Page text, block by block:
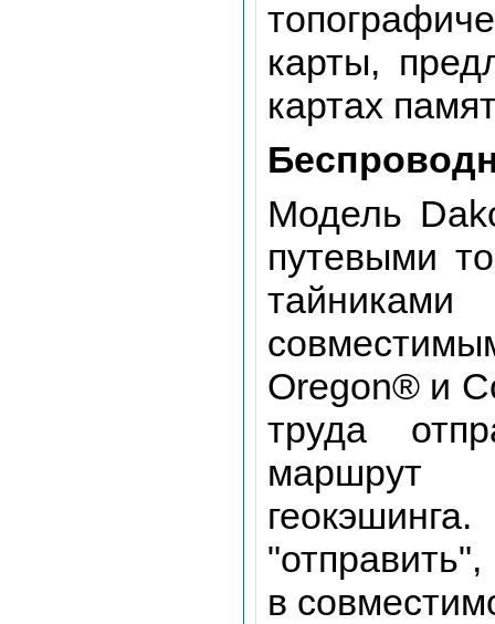
карты,
картах
Модель
путевыми
Oregon® и
труда
маршрут
в